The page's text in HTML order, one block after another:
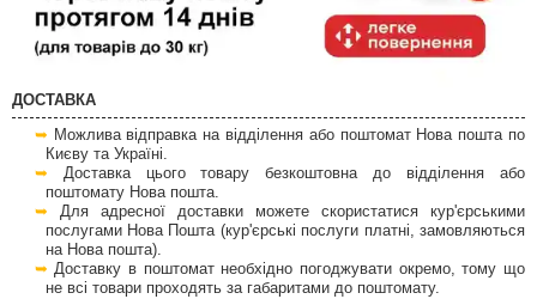
ДОСТАВКА
Можлива відправка на відділення або поштомат Нова пошта по
Києву та Україні.
Доставка цього товару безкоштовна до відділення або
поштомату Нова пошта.
Для адресної доставки можете скористатися кур'єрськими
послугами Нова Пошта (кур'єрські послуги платні, замовляються
на Нова пошта).
Доставку в поштомат необхідно погоджувати окремо, тому що
не всі товари проходять за габаритами до поштомату.